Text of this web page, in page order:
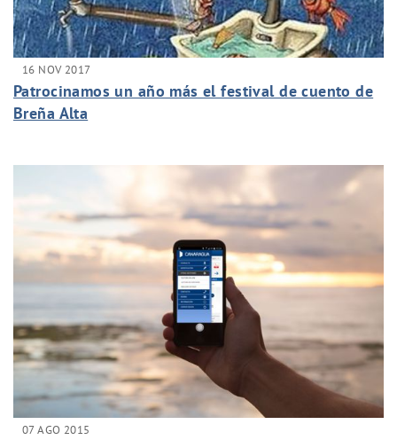
16 NOV 2017
Patrocinamos un año más el festival de cuento de
Breña Alta
07 AGO 2015